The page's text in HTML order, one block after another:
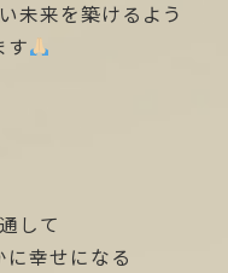
未来を築けるよう
す
して
幸せになる